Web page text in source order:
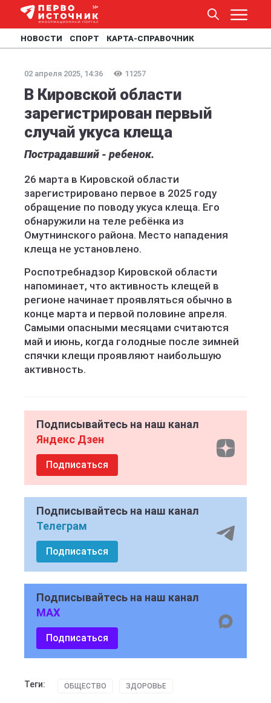
НОВОСТИ СПОРТ КАРТА-СПРАВОЧНИК
02 апреля 2025, 14:36 11257
В Кировской области
зарегистрирован первый
случай укуса клеща
Пострадавший - ребенок.
26 марта в Кировской области
зарегистрировано первое в 2025 году
обращение по поводу укуса клеща. Его
обнаружили на теле ребёнка из
Омутнинского района. Место нападения
клеща не установлено.
Роспотребнадзор Кировской области
напоминает, что активность клещей в
регионе начинает проявляться обычно в
конце марта и первой половине апреля.
Самыми опасными месяцами считаются
май и июнь, когда голодные после зимней
спячки клещи проявляют наибольшую
активность.
Подписывайтесь на наш канал
Яндекс Дзен
Подписаться
Подписывайтесь на наш канал
Телеграм
Подписаться
Подписывайтесь на наш канал
MAX
Подписаться
Теги: ОБЩЕСТВО ЗДОРОВЬЕ